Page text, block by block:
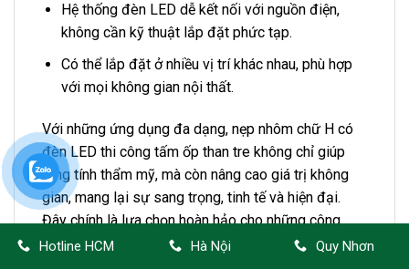
Hệ thống đèn LED dễ kết nối với nguồn điện,
không cần kỹ thuật lắp đặt phức tạp.
Có thể lắp đặt ở nhiều vị trí khác nhau, phù hợp
với mọi không gian nội thất.
Với những ứng dụng đa dạng, nẹp nhôm chữ H có
đèn LED thi công tấm ốp than tre không chỉ giúp
tăng tính thẩm mỹ, mà còn nâng cao giá trị không
gian, mang lại sự sang trọng, tinh tế và hiện đại.
Đây chính là lựa chọn hoàn hảo cho những công
trình nội thất cao cấp, từ nhà ở, biệt thự, khách sạn,
Hotline HCM Hà Nội Quy Nhơn